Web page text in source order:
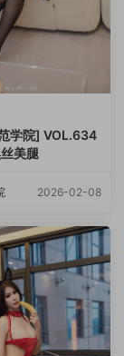
学院] VOL.634
美腿
2026-02-08